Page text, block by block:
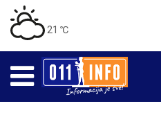
21 ℃